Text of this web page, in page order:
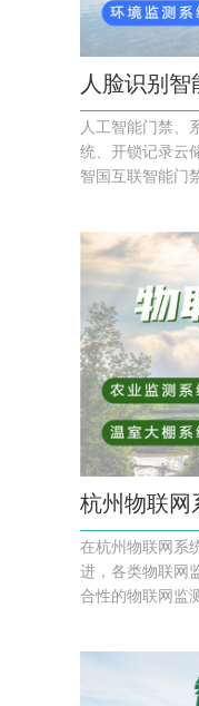
人脸识别
人工智能门禁、
统、开锁记录云
智国互联智能门
杭州物联网
在杭州物联网系
进，各类物联网
合性的物联网监